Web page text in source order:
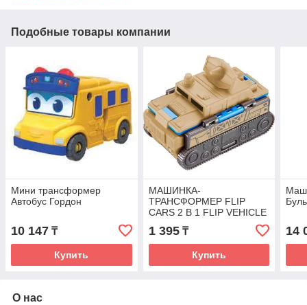
Подобные товары компании
Мини трансформер
Автобус Гордон
10 147 ₸
Купить
МАШИНКА-
ТРАНСФОРМЕР FLIP
CARS 2 В 1 FLIP VEHICLE
ЭКСКАВАТОР
-АРТИЛЛЕРИЙСКАЯ
МАШИНА
1 395₸
Купить
14
О нас